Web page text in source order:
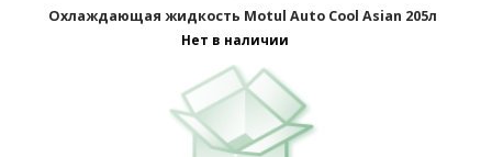
Охлаждающая жидкость Motul Auto Cool Asian 205л
Нет в наличии